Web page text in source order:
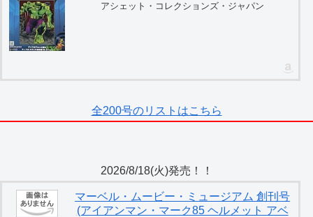
アシェット・コレクションズ・ジャパン
全200号のリストはこちら
2026/8/18(火)発売！！
マーベル・ムービー・ミュージアム 創刊号
(アイアンマン・マーク85 ヘルメット アベ